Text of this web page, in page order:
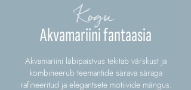
Kogu
Akvamariini fantaasia
Akvamariini läbipaistvus tekitab värskust ja
kombineerub teemantide särava säraga
rafineeritud ja elegantsete motiivide mängus.